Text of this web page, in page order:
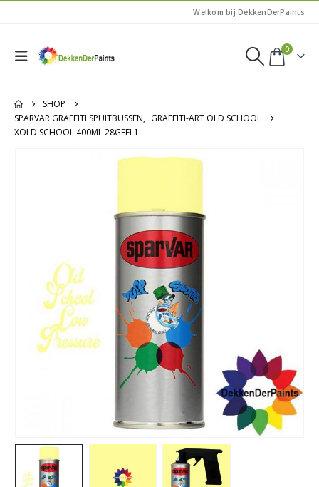
Welkom bij DekkenDerPaints
0
SHOP
SPARVAR GRAFFITI SPUITBUSSEN, GRAFFITI-ART OLD SCHOOL
XOLD SCHOOL 400ML 28GEEL1